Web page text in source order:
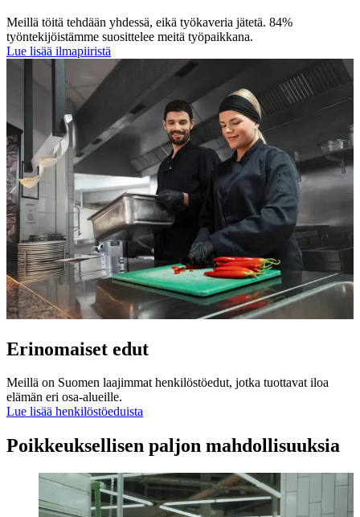
Meillä töitä tehdään yhdessä, eikä työkaveria jätetä. 84%
työntekijöistämme suosittelee meitä työpaikkana.
Lue lisää ilmapiiristä
Erinomaiset edut
Meillä on Suomen laajimmat henkilöstöedut, jotka tuottavat iloa
elämän eri osa-alueille.
Lue lisää henkilöstöeduista
Poikkeuksellisen paljon mahdollisuuksia